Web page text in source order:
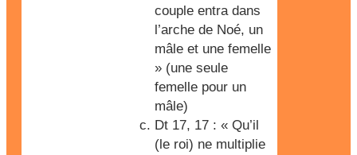
couple entra dans
l’arche de Noé, un
mâle et une femelle
» (une seule
femelle pour un
mâle)
Dt 17, 17 : « Qu’il
(le roi) ne multiplie